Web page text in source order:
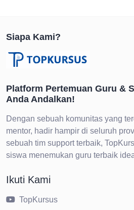
Siapa Kami?
Platform Pertemuan Guru &
Anda Andalkan!
Dengan sebuah komunitas yang
mentor, hadir hampir di seluruh
sebuah tim support terbaik,
siswa menemukan guru terbaik
Ikuti Kami
TopKursus